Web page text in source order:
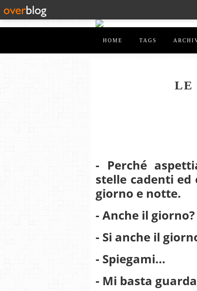
HOME TAGS
LE
- Perché
stelle cadenti ed
giorno e notte.
- Anche il giorno?
- Si anche il
- Spiegami...
- Mi basta